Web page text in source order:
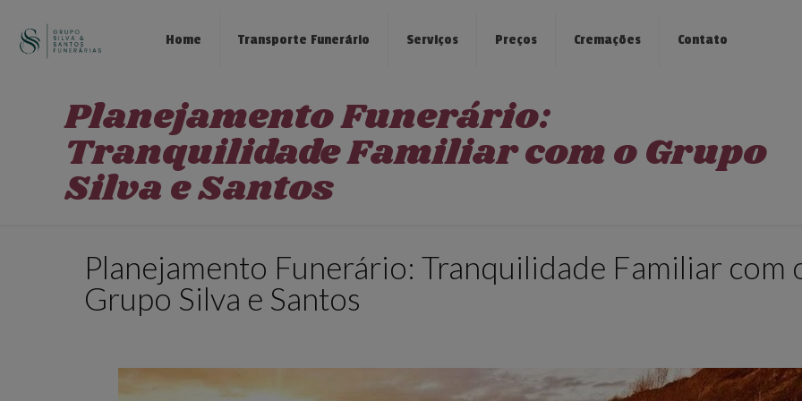
Home Transporte Funerário Serviços Preços Cremações Contato
Planejamento Funerário:
Tranquilidade Familiar com o Grupo
Silva e Santos
Planejamento Funerário: Tranquilidade Familiar com
Grupo Silva e Santos